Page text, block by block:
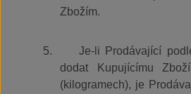
Zbožím.
5.
Je-li Prodávající
dodat Kupujícímu
(kilogramech), je